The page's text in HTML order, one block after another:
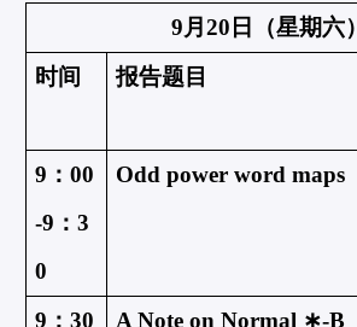
9月20日（星期六）
时间
报告题目
9：00
-9：3
0
Odd power word maps
9：30
A Note on Normal ∗-B